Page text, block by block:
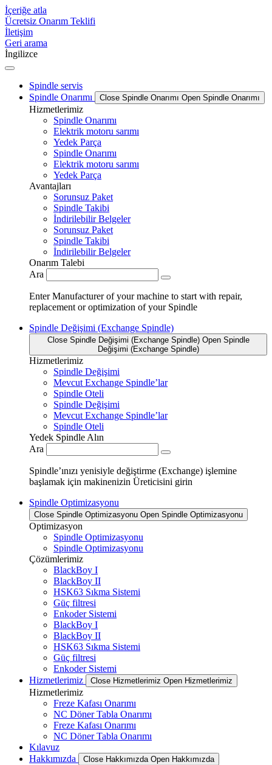
İçeriğe atla
Ücretsiz Onarım Teklifi
İletişim
Geri arama
İngilizce
Spindle servis
Spindle Onarımı
Close Spindle Onarımı Open Spindle Onarımı
Hizmetlerimiz
Spindle Onarımı
Elektrik motoru sarımı
Yedek Parça
Spindle Onarımı
Elektrik motoru sarımı
Yedek Parça
Avantajları
Sorunsuz Paket
Spindle Takibi
İndirilebilir Belgeler
Sorunsuz Paket
Spindle Takibi
İndirilebilir Belgeler
Onarım Talebi
Ara
Enter Manufacturer of your machine to start with repair,
replacement or optimization of your Spindle
Spindle Değişimi (Exchange Spindle)
Close Spindle Değişimi (Exchange Spindle) Open Spindle
Değişimi (Exchange Spindle)
Hizmetlerimiz
Spindle Değişimi
Mevcut Exchange Spindle’lar
Spindle Oteli
Spindle Değişimi
Mevcut Exchange Spindle’lar
Spindle Oteli
Yedek Spindle Alın
Ara
Spindle’ınızı yenisiyle değiştirme (Exchange) işlemine
başlamak için makinenizin Üreticisini girin
Spindle Optimizasyonu
Close Spindle Optimizasyonu Open Spindle Optimizasyonu
Optimizasyon
Spindle Optimizasyonu
Spindle Optimizasyonu
Çözümlerimiz
BlackBoy I
BlackBoy II
HSK63 Sıkma Sistemi
Güç filtresi
Enkoder Sistemi
BlackBoy I
BlackBoy II
HSK63 Sıkma Sistemi
Güç filtresi
Enkoder Sistemi
Hizmetlerimiz
Close Hizmetlerimiz Open Hizmetlerimiz
Hizmetlerimiz
Freze Kafası Onarımı
NC Döner Tabla Onarımı
Freze Kafası Onarımı
NC Döner Tabla Onarımı
Kılavuz
Hakkımızda
Close Hakkımızda Open Hakkımızda